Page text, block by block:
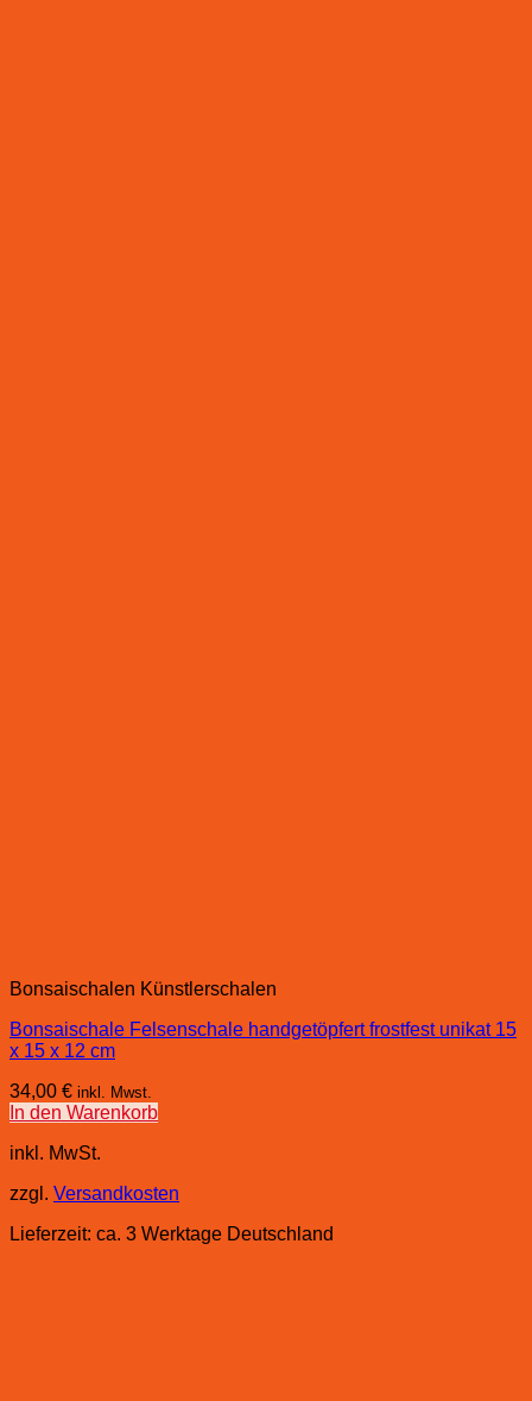
Bonsaischalen Künstlerschalen
Bonsaischale Felsenschale handgetöpfert frostfest unikat 15
x 15 x 12 cm
34,00 € inkl. Mwst.
In den Warenkorb
inkl. MwSt.
zzgl. Versandkosten
Lieferzeit: ca. 3 Werktage Deutschland